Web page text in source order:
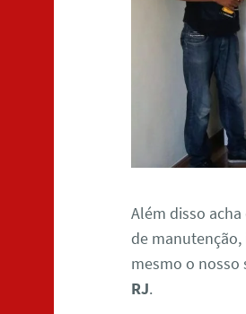
Além disso
de
mesmo o nosso
RJ.